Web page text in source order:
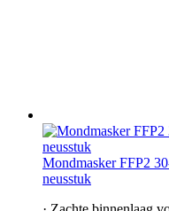
Mondmasker FFP2
neusstuk